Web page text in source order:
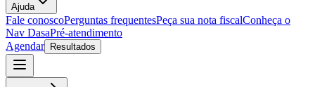
Ajuda
Fale conoscoPerguntas frequentesPeça sua nota fiscalConheça o
Nav DasaPré-atendimento
Agendar
Resultados